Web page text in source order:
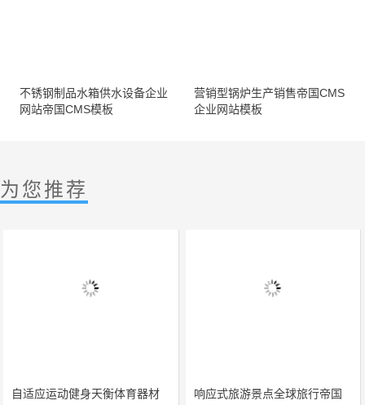
不锈钢制品水箱供水设备企业
网站帝国CMS模板
营销型锅炉生产销售帝国CMS
企业网站模板
为您推荐
自适应运动健身天衡体育器材
响应式旅游景点全球旅行帝国